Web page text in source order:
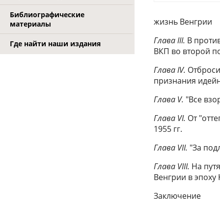
Библиографические
материалы
Где найти наши издания
жизнь Венгрии
Глава III. В
ВКП во второй
Глава IV.
признания
Глава V. "Все
Глава VI. От
1955 гг.
Глава VII. "За
Глава VIII. На
Венгрии в эпоху
Заключение